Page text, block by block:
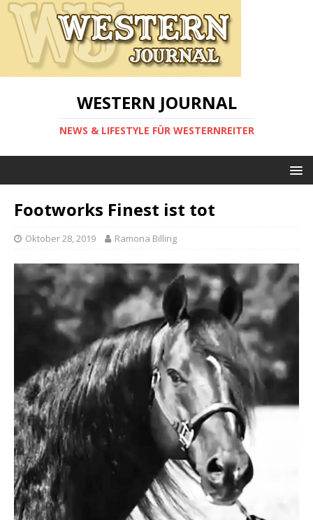
WESTERN JOURNAL
NEWS & LIFESTYLE FÜR WESTERNREITER
Footworks Finest ist tot
Oktober 28, 2019 Ramona Billing